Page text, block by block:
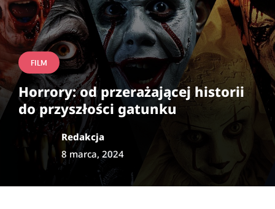
FILM
Horrory: od przerażającej historii
do przyszłości gatunku
Redakcja
8 marca, 2024